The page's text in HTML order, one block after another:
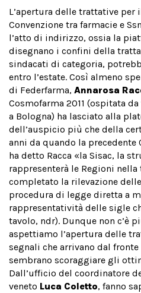
L’apertura delle trattative per
Convenzione tra farmacie e
l’atto di indirizzo, ossia la
disegnano i confini della
sindacati di categoria,
entro l’estate. Così almeno
di Federfarma, Annarosa
Cosmofarma 2011 (ospitata
a Bologna) ha lasciato alla
dell’auspicio più che della
anni da quando la precedente
ha detto Racca «la Sisac, la
rappresenterà le Regioni
completato la rilevazione
procedura di legge diretta a
rappresentatività delle sigle
tavolo, ndr). Dunque non c’è
aspettiamo l’apertura delle
segnali che arrivano dal
sembrano scoraggiare gli
Dall’ufficio del coordinatore
veneto Luca Coletto, fanno